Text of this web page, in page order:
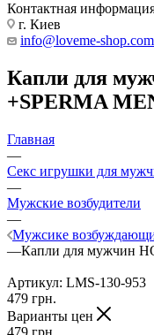
Контактная
г. Киев
info@loveme-
Капли для
+SPERMA
Главная
—
Секс игрушки для
—
Мужские возбудители
—
Мужсике
—Капли для мужчин
Артикул: LMS-130-953
479 грн.
Варианты цен
479 грн.